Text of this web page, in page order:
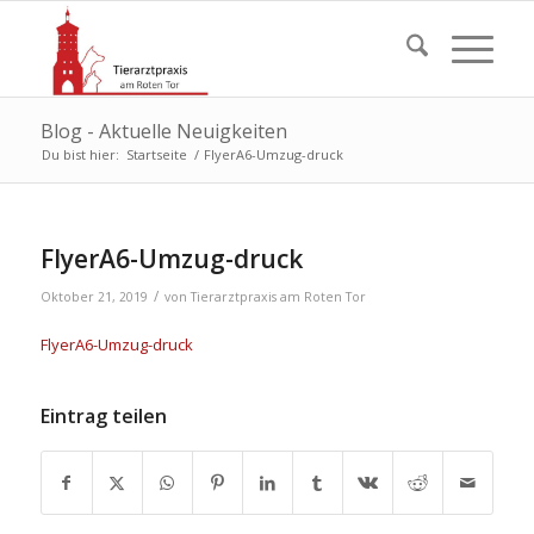
Blog - Aktuelle Neuigkeiten
Du bist hier: Startseite / FlyerA6-Umzug-druck
FlyerA6-Umzug-druck
Oktober 21, 2019 / vonTierarztpraxis am Roten Tor
FlyerA6-Umzug-druck
Eintrag teilen